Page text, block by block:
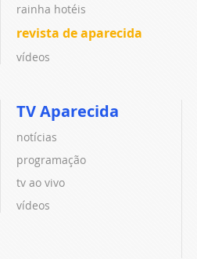
rainha hotéis
revista de aparecida
vídeos
TV Aparecida
notícias
programação
tv ao vivo
vídeos